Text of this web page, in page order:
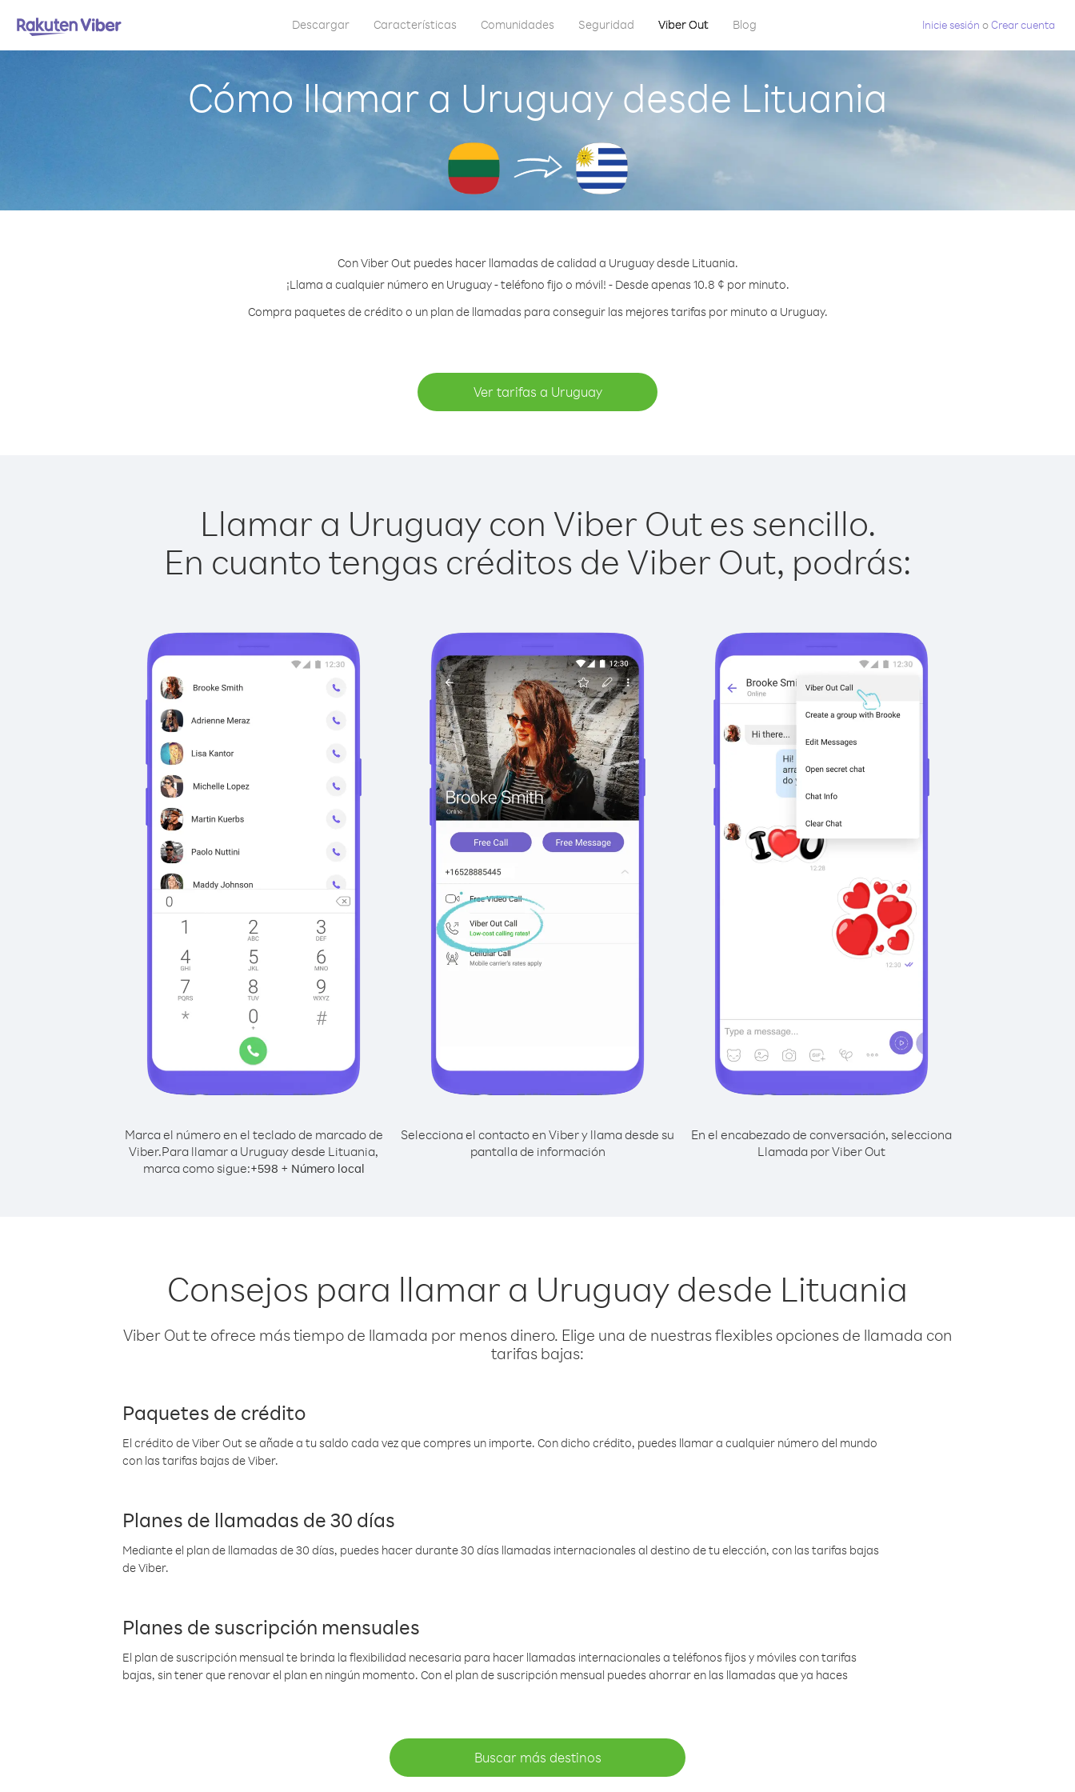
Descargar Características Comunidades Seguridad Viber Out Blog Inicie sesión oCrear cuenta
Cómo llamar a Uruguay desde Lituania
Con Viber Out puedes hacer llamadas de calidad a Uruguay desde Lituania.
¡Llama a cualquier número en Uruguay - teléfono fijo o móvil! - Desde apenas 10.8 ¢ por minuto.
Compra paquetes de crédito o un plan de llamadas para conseguir las mejores tarifas por minuto a Uruguay.
Ver tarifas a Uruguay
Llamar a Uruguay con Viber Out es sencillo.
En cuanto tengas créditos de Viber Out, podrás:
Marca el número en el teclado de marcado de
Viber.Para llamar a Uruguay desde Lituania,
marca como sigue:+598 + Número local
Selecciona el contacto en Viber y llama desde su
pantalla de información
En el encabezado de conversación, selecciona
Llamada por Viber Out
Consejos para llamar a Uruguay desde Lituania
Viber Out te ofrece más tiempo de llamada por menos dinero. Elige una de nuestras flexibles opciones de llamada con
tarifas bajas:
Paquetes de crédito
El crédito de Viber Out se añade a tu saldo cada vez que compres un importe. Con dicho crédito, puedes llamar a cualquier número del mundo
con las tarifas bajas de Viber.
Planes de llamadas de 30 días
Mediante el plan de llamadas de 30 días, puedes hacer durante 30 días llamadas internacionales al destino de tu elección, con las tarifas bajas
de Viber.
Planes de suscripción mensuales
El plan de suscripción mensual te brinda la flexibilidad necesaria para hacer llamadas internacionales a teléfonos fijos y móviles con tarifas
bajas, sin tener que renovar el plan en ningún momento. Con el plan de suscripción mensual puedes ahorrar en las llamadas que ya haces
Buscar más destinos